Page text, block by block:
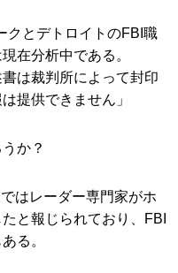
クとデトロイトのFBI職
在分析中である。
は裁判所によって封印
提供できません」
か？
はレーダー専門家がホ
と報じられており、FBI
る。